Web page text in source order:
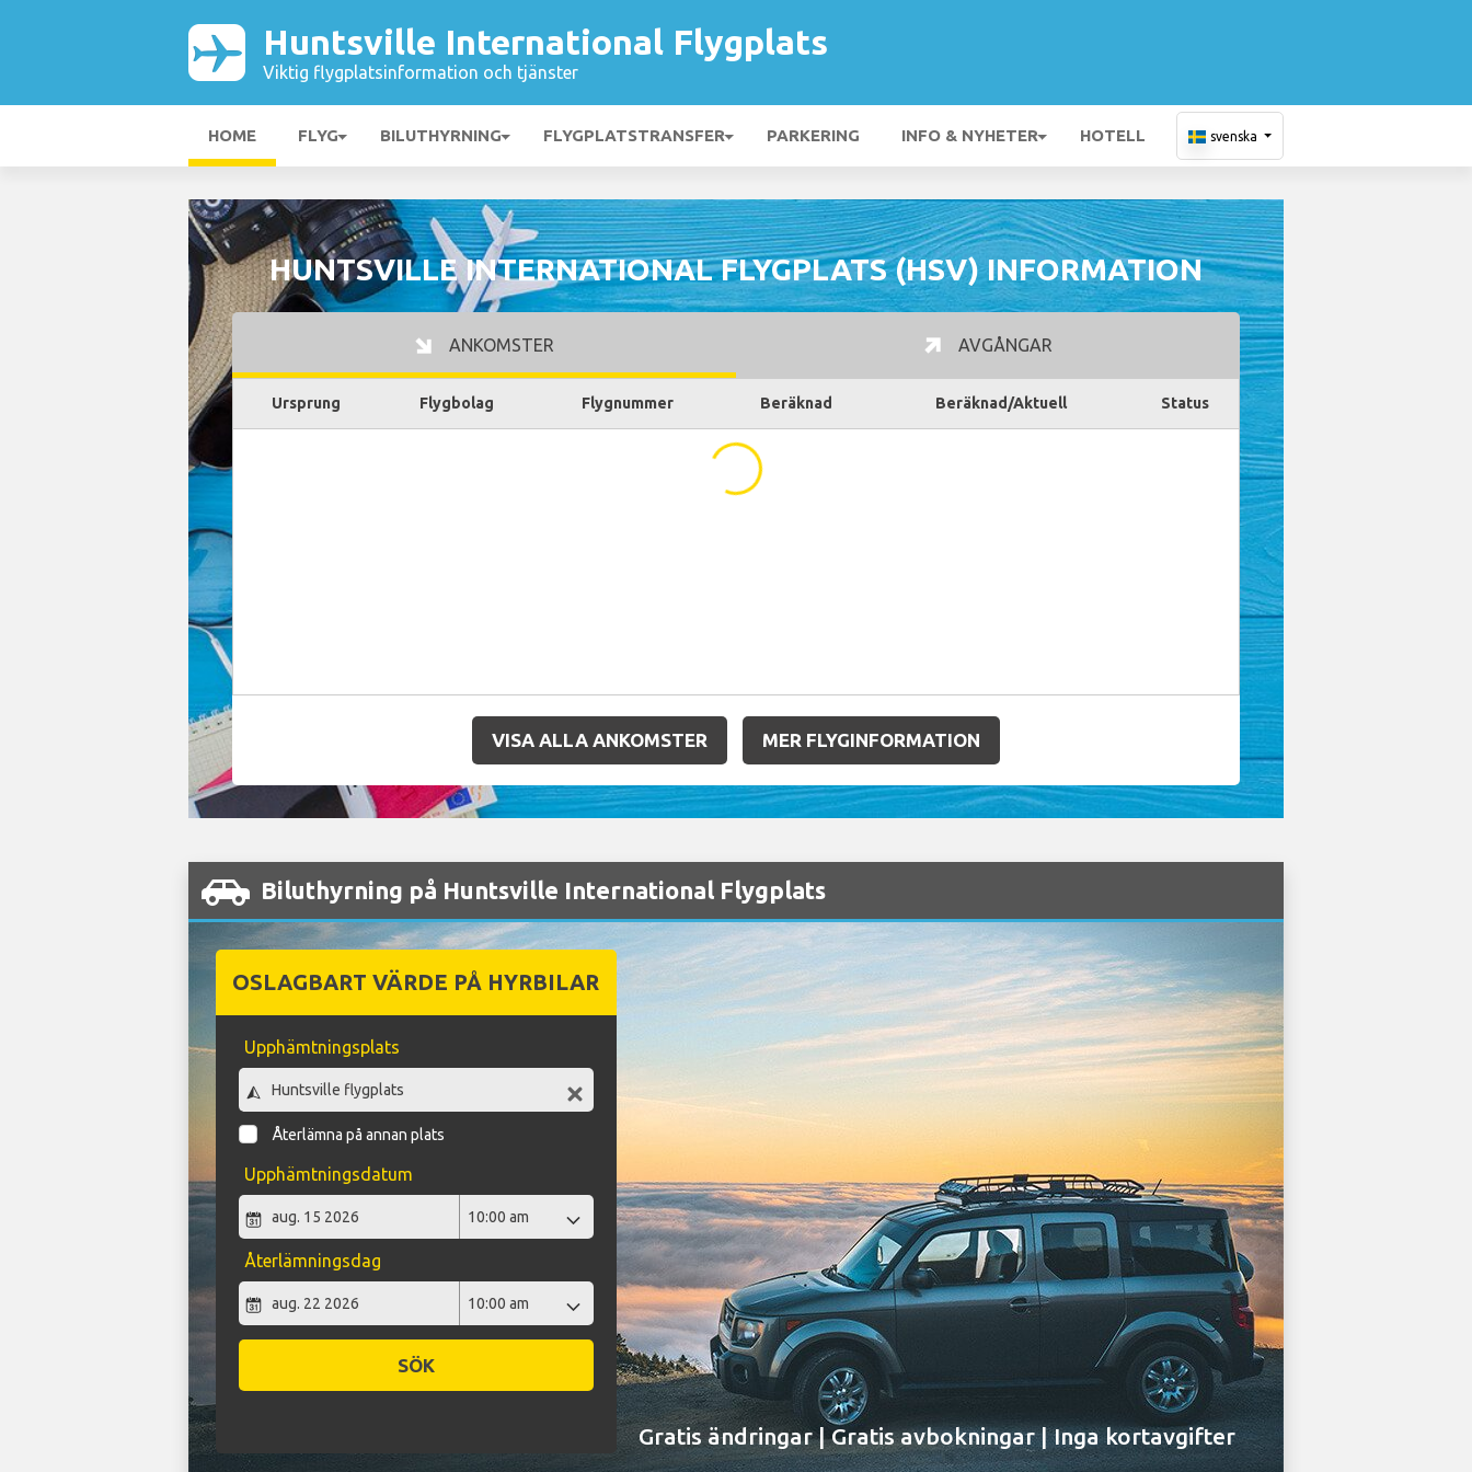
Huntsville International Flygplats
Viktig flygplatsinformation och tjänster
HOME FLYG BILUTHYRNING FLYGPLATSTRANSFER PARKERING INFO & NYHETER HOTELL svenska
HUNTSVILLE INTERNATIONAL FLYGPLATS (HSV) INFORMATION
ANKOMSTER AVGÅNGAR
Ursprung Flygbolag Flygnummer Beräknad Beräknad/Aktuell Status
VISA ALLA ANKOMSTER MER FLYGINFORMATION
Biluthyrning på Huntsville International Flygplats
OSLAGBART VÄRDE PÅ HYRBILAR
Upphämtningsplats
Återlämna på annan plats
Upphämtningsdatum
Återlämningsdag
SÖK
Gratis ändringar | Gratis avbokningar | Inga kortavgifter